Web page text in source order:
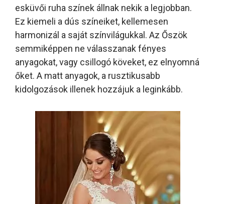
esküvői ruha színek állnak nekik a legjobban.
Ez kiemeli a dús színeiket, kellemesen
harmonizál a saját színvilágukkal. Az Őszök
semmiképpen ne válasszanak fényes
anyagokat, vagy csillogó köveket, ez elnyomná
őket. A matt anyagok, a rusztikusabb
kidolgozások illenek hozzájuk a leginkább.